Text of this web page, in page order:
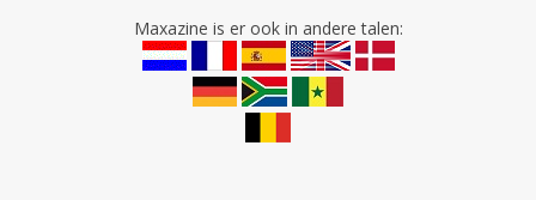
Maxazine is er ook in andere talen: